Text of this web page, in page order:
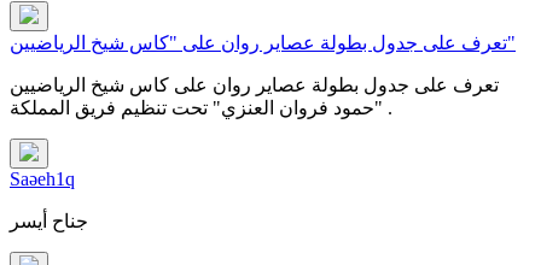
تعرف على جدول بطولة عصاير روان على "كاس شيخ الرياضيين"
تعرف على جدول بطولة عصاير روان على كاس شيخ الرياضيين
"حمود فروان العنزي" تحت تنظيم فريق المملكة .
Saəeh1q
جناح أيسر